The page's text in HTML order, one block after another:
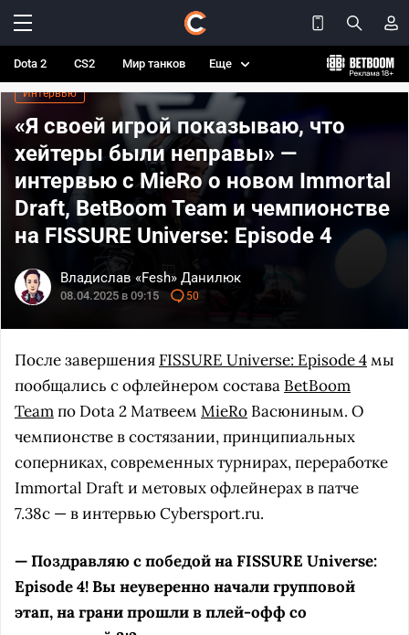
Dota 2 CS2 Мир танков Еще
Интервью
«Я своей игрой показываю, что
хейтеры были неправы» —
интервью с MieRo о новом Immortal
Draft, BetBoom Team и чемпионстве
на FISSURE Universe: Episode 4
Владислав «Fesh» Данилюк
08.04.2025 в 09:15 50
После завершения FISSURE Universe: Episode 4мы
пообщались с офлейнером состава BetBoom
Teamпо Dota 2 Матвеем MieRo Васюниным. О
чемпионстве в состязании, принципиальных
соперниках, современных турнирах, переработке
Immortal Draft и метовых офлейнерах в патче
7.38c — в интервью Cybersport.ru.
— Поздравляю с победой на FISSURE Universe:
Episode 4! Вы неуверенно начали групповой
этап, на грани прошли в плей-офф со